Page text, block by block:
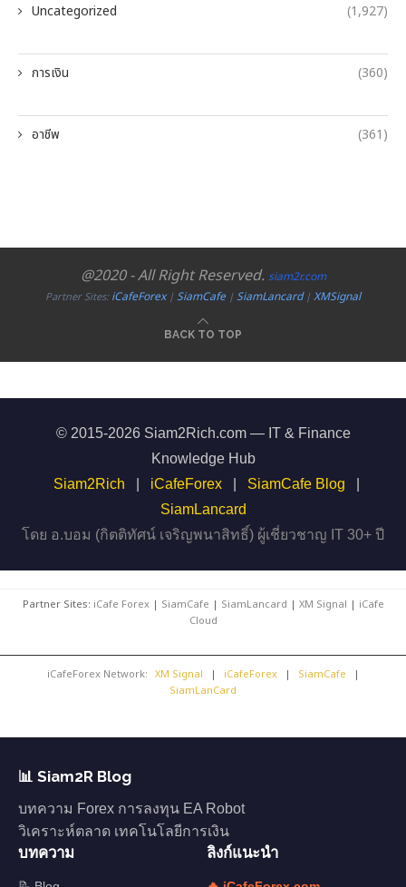
Uncategorized (1,927)
การเงิน (360)
อาชีพ (361)
@2020 - All Right Reserved. siam2r.com
Partner Sites:iCafeForex|SiamCafe|SiamLancard|XMSignal
BACK TO TOP
© 2015-2026 Siam2Rich.com — IT & Finance
Knowledge Hub
Siam2Rich
iCafeForex SiamCafe Blog
SiamLancard
โดย อ.บอม (กิตติทัศน์ เจริญพนาสิทธิ์) ผู้เชี่ยวชาญ IT 30+ ปี
Partner Sites: iCafe Forex| SiamCafe | SiamLancard | XM Signal | iCafe
Cloud
iCafeForex Network: XM Signal | iCafeForex | SiamCafe
|
SiamLanCard
📊 Siam2R Blog
บทความ Forex การลงทุน EA Robot
วิเคราะห์ตลาด เทคโนโลยีการเงิน
บทความ ลิงก์แนะนำ